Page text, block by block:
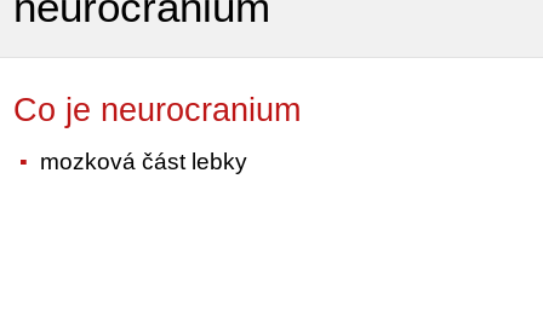
Co je neurocranium
mozková část lebky